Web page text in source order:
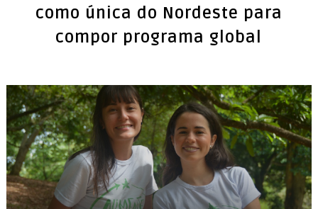
como única do Nordeste para
compor programa global